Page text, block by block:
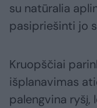
su natūralia
pasipriešinti jo
Kruopščiai
išplanavimas
palengvina